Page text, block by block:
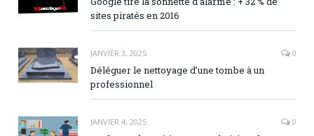
sites piratés en 2016
JANVIER 3, 2025 0
Déléguer le nettoyage d’une tombe à un
professionnel
JANVIER 4, 2025 0